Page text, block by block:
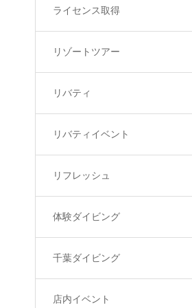
ライセンス取得
リゾートツアー
リバティ
リバティイベント
リフレッシュ
体験ダイビング
千葉ダイビング
店内イベント